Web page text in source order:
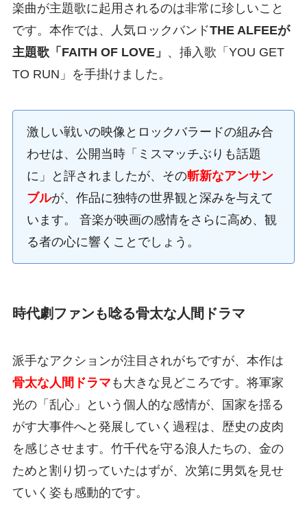
楽曲が主題歌に起用されるのは非常に珍しいこと
です。本作では、人気ロックバンドTHE ALFEEが
主題歌「FAITH OF LOVE」 、挿入歌「YOU GET
TO RUN」を手掛けました。
激しい戦いの映像とロックバラードの組み合
わせは、公開当時「ミスマッチぶりも話題
に」と評されましたが、その斬新なアンサン
ブルが、作品に独特の世界観と深みを与えて
います。 音楽が映画の感情をさらに高め、観
る者の心に響くことでしょう。
時代劇ファンも唸る骨太な人間ドラマ
派手なアクションが注目されがちですが、本作は
骨太な人間ドラマ も大きな見どころです。将軍家
光の「乱心」という個人的な感情が、国家を揺る
がす大事件へと発展していく過程は、歴史の皮肉
を感じさせます。竹千代を守る浪人たちの、金の
ためと割り切っていたはずが、次第に男気を見せ
ていく姿も感動的です。